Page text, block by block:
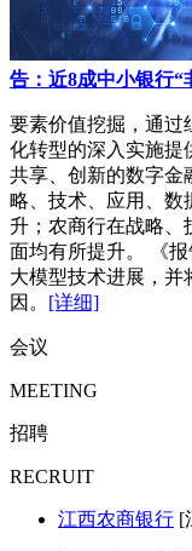
告：近8成中小银行“
要素价值挖掘，通过
化转型的深入实施提
共享、创新的数字金
略、技术、应用、数
升；农商行在战略、
面均有所提升。 《
大模型技术进展，并
因。 [详细]
会议
MEETING
招聘
RECRUIT
江西农商银行 [